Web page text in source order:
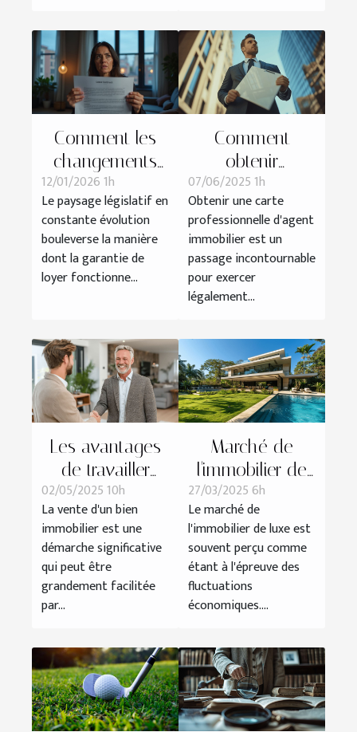
Comment les
changements
législatifs
affectent-ils
votre garantie
de loyer ?
12/01/2026 1h
Le paysage législatif en
constante évolution
bouleverse la manière
dont la garantie de
loyer fonctionne...
Comment
obtenir
rapidement une
carte
professionnelle
d'agent
immobilier
07/06/2025 1h
Obtenir une carte
professionnelle d'agent
immobilier est un
passage incontournable
pour exercer
légalement...
Les avantages
de travailler
avec un courtier
immobilier pour
la vente de
votre bien
02/05/2025 10h
La vente d'un bien
immobilier est une
démarche significative
qui peut être
grandement facilitée
par...
Marché de
l'immobilier de
luxe quelles
opportunités en
période de crise
27/03/2025 6h
Le marché de
l'immobilier de luxe est
souvent perçu comme
étant à l'épreuve des
fluctuations
économiques....